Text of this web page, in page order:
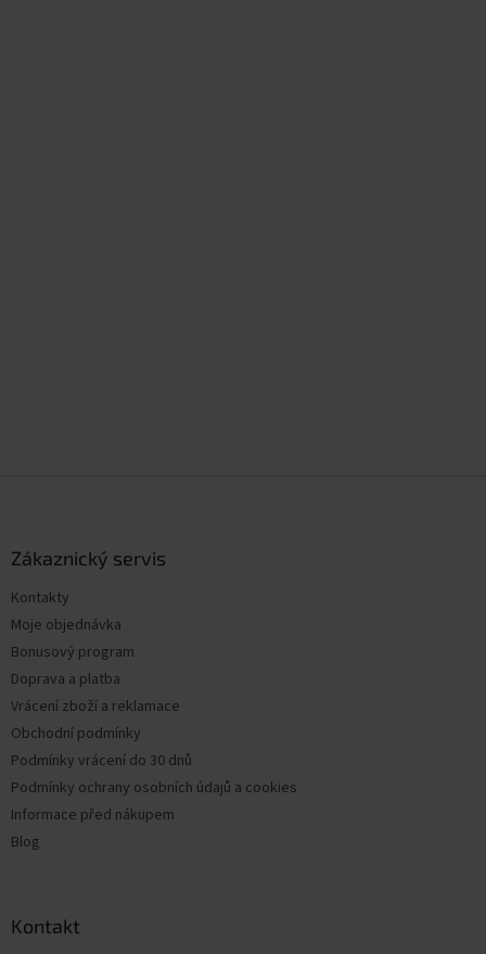
Zákaznický servis
Kontakty
Moje objednávka
Bonusový program
Doprava a platba
Vrácení zboží a reklamace
Obchodní podmínky
Podmínky vrácení do 30 dnů
Podmínky ochrany osobních údajů a cookies
Informace před nákupem
Blog
Kontakt